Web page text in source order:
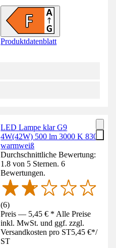
Produktdatenblatt
LED Lampe klar G9
4W(42W) 500 lm 3000 K 830
warmweiß
Durchschnittliche Bewertung:
1.8 von 5 Sternen. 6
Bewertungen.
(6)
Preis — 5,45 € * Alle Preise
inkl. MwSt. und ggf. zzgl.
Versandkosten pro ST5,45 €*/
ST